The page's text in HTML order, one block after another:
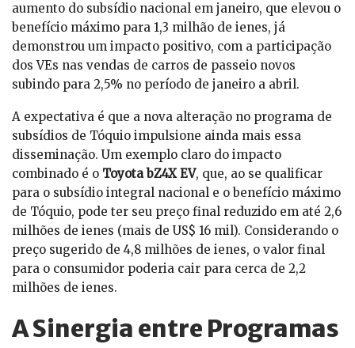
aumento do subsídio nacional em janeiro, que elevou o
benefício máximo para 1,3 milhão de ienes, já
demonstrou um impacto positivo, com a participação
dos VEs nas vendas de carros de passeio novos
subindo para 2,5% no período de janeiro a abril.
A expectativa é que a nova alteração no programa de
subsídios de Tóquio impulsione ainda mais essa
disseminação. Um exemplo claro do impacto
combinado é o Toyota bZ4X EV, que, ao se qualificar
para o subsídio integral nacional e o benefício máximo
de Tóquio, pode ter seu preço final reduzido em até 2,6
milhões de ienes (mais de US$ 16 mil). Considerando o
preço sugerido de 4,8 milhões de ienes, o valor final
para o consumidor poderia cair para cerca de 2,2
milhões de ienes.
A Sinergia entre Programas